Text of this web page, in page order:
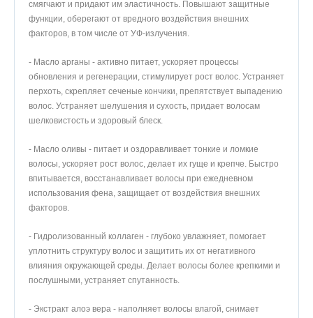
смягчают и придают им эластичность. Повышают защитные
функции, оберегают от вредного воздействия внешних
факторов, в том числе от УФ-излучения.
- Масло арганы - активно питает, ускоряет процессы
обновления и регенерации, стимулирует рост волос. Устраняет
перхоть, скрепляет сеченые кончики, препятствует выпадению
волос. Устраняет шелушения и сухость, придает волосам
шелковистость и здоровый блеск.
- Масло оливы - питает и оздоравливает тонкие и ломкие
волосы, ускоряет рост волос, делает их гуще и крепче. Быстро
впитывается, восстанавливает волосы при ежедневном
использования фена, защищает от воздействия внешних
факторов.
- Гидролизованный коллаген - глубоко увлажняет, помогает
уплотнить структуру волос и защитить их от негативного
влияния окружающей среды. Делает волосы более крепкими и
послушными, устраняет спутанность.
- Экстракт алоэ вера - наполняет волосы влагой, снимает